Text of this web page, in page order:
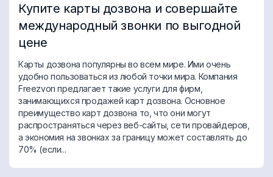
Купите карты дозвона и совершайте
международный звонки по выгодной
цене
Карты дозвона популярны во всем мире. Ими очень
удобно пользоваться из любой точки мира. Компания
Freezvon предлагает такие услуги для фирм,
занимающихся продажей карт дозвона. Основное
преимущество карт дозвона то, что они могут
распространяться через веб-сайты, сети провайдеров,
а экономия на звонках за границу может составлять до
70% (если...